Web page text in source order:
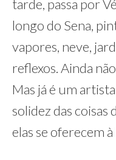
tarde, passa por
longo do Sena,
vapores, neve,
reflexos. Ainda
Mas já é um
solidez das coisas
elas se oferecem à